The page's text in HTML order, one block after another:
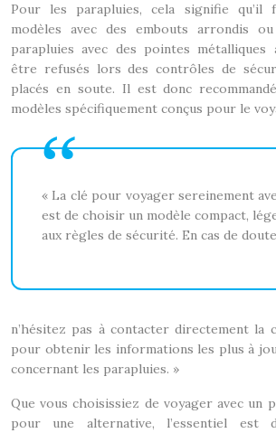
Pour les parapluies, cela signifie qu’il
modèles avec des embouts arrondis
parapluies avec des pointes métalliques
être refusés lors des contrôles de
placés en soute. Il est donc
modèles spécifiquement conçus pour le
« La clé pour voyager sereinement
est de choisir un modèle compact,
aux règles de sécurité. En cas de
n’hésitez pas à contacter directement la
pour obtenir les informations les plus à
concernant les parapluies. »
Que vous choisissiez de voyager avec un
pour une alternative, l’essentiel est